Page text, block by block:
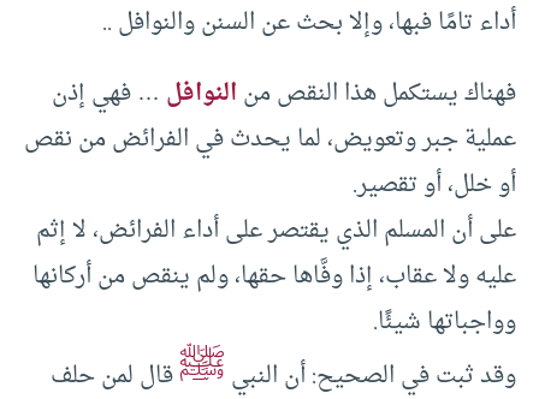
أداء تامًا فبها، وإلا بحث عن السنن والنوافل ..
فهناك يستكمل هذا النقص منالنوافل … فهي إذن
عملية جبر وتعويض، لما يحدث في الفرائض من نقص
أو خلل، أو تقصير.
على أن المسلم الذي يقتصر على أداء الفرائض، لا إثم
عليه ولا عقاب، إذا وفَّاها حقها، ولم ينقص من أركانها
وواجباتها شيئًا.
وقد ثبت في الصحيح: أن النبيﷺقال لمن حلف